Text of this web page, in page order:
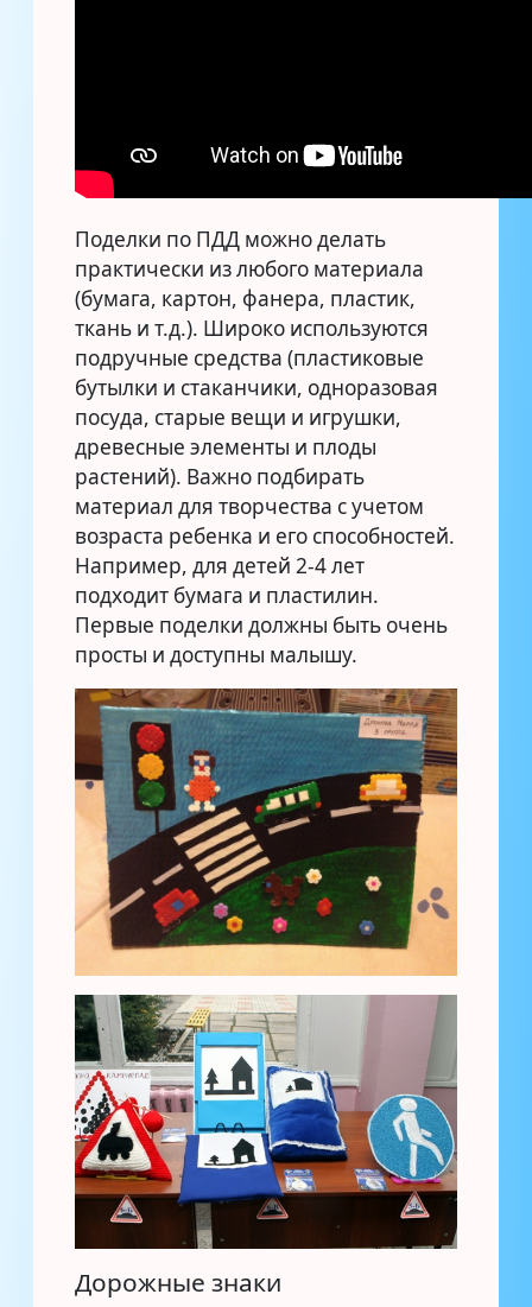
Поделки по ПДД можно делать
практически из любого материала
(бумага, картон, фанера, пластик,
ткань и т.д.). Широко используются
подручные средства (пластиковые
бутылки и стаканчики, одноразовая
посуда, старые вещи и игрушки,
древесные элементы и плоды
растений). Важно подбирать
материал для творчества с учетом
возраста ребенка и его способностей.
Например, для детей 2-4 лет
подходит бумага и пластилин.
Первые поделки должны быть очень
просты и доступны малышу.
Дорожные знаки